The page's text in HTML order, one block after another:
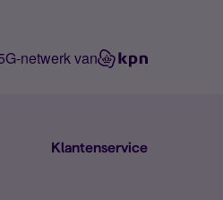
netwerk van
Klantenservice